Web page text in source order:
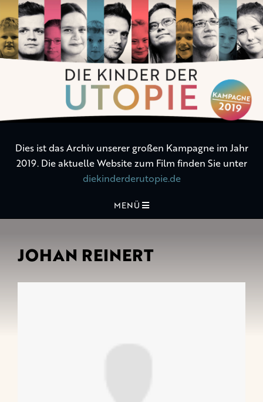
Die
Kinder
der
Dies ist das Archiv unserer großen Kampagne im Jahr
2019. Die aktuelle Website zum Film finden Sie unter
diekinderderutopie.de
MENÜ
JOHAN REINERT